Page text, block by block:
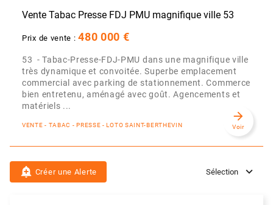
Vente Tabac Presse FDJ PMU magnifique ville 53
Prix de vente :480 000 €
53 - Tabac-Presse-FDJ-PMU dans une magnifique ville
très dynamique et convoitée. Superbe emplacement
commercial avec parking de stationnement. Commerce
bien entretenu, aménagé avec goût. Agencements et
matériels ...
VENTE - TABAC - PRESSE - LOTO SAINT-BERTHEVIN
arrow_forward
Voir
add_alert Créer une Alerte Sélection